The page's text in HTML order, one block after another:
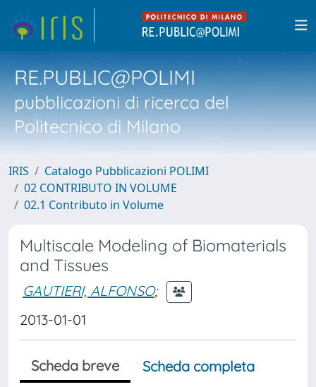
RE.PUBLIC@POLIMI
pubblicazioni di ricerca del
Politecnico di Milano
IRIS
Catalogo Pubblicazioni POLIMI
02 CONTRIBUTO IN VOLUME
02.1 Contributo in Volume
Multiscale Modeling of Biomaterials
and Tissues
GAUTIERI, ALFONSO;
2013-01-01
Scheda breve
Scheda completa